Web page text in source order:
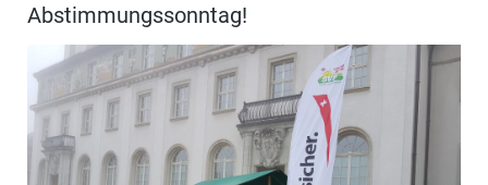
Abstimmungssonntag!